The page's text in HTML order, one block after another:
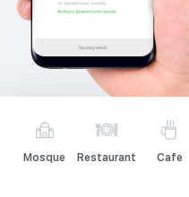
Mosque Restaurant Cafe